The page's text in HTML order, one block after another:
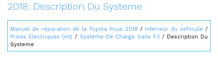
2018: Description Du Systeme
Manuel de réparation de la Toyota Prius 2018 / Interieur du vehicule /
Prises Electriques (int) / Systeme De Charge Sans Fil/ Description Du
Systeme